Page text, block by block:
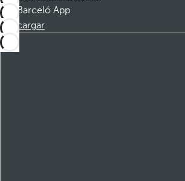
Barceló App
Descargar